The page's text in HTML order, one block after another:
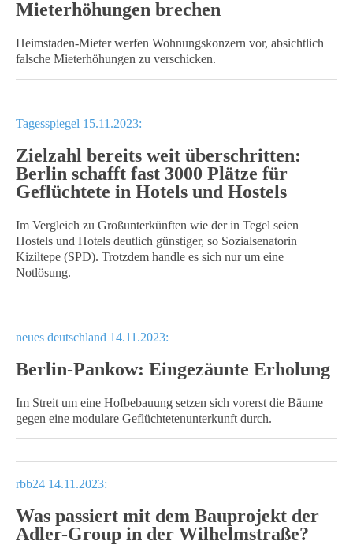
Mieterhöhungen brechen
Heimstaden-Mieter werfen Wohnungskonzern vor, absichtlich
falsche Mieterhöhungen zu verschicken.
Tagesspiegel 15.11.2023:
Zielzahl bereits weit überschritten:
Berlin schafft fast 3000 Plätze für
Geflüchtete in Hotels und Hostels
Im Vergleich zu Großunterkünften wie der in Tegel seien
Hostels und Hotels deutlich günstiger, so Sozialsenatorin
Kiziltepe (SPD). Trotzdem handle es sich nur um eine
Notlösung.
neues deutschland 14.11.2023:
Berlin-Pankow: Eingezäunte Erholung
Im Streit um eine Hofbebauung setzen sich vorerst die Bäume
gegen eine modulare Geflüchtetenunterkunft durch.
rbb24 14.11.2023:
Was passiert mit dem Bauprojekt der
Adler-Group in der Wilhelmstraße?